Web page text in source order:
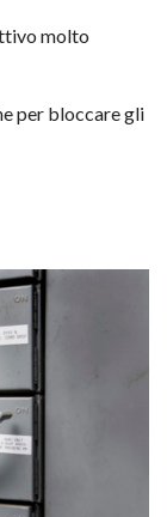
molto
per bloccare gli